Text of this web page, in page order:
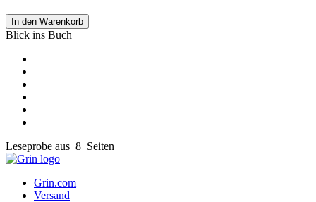
In den Warenkorb
Blick ins Buch
Leseprobe aus 8 Seiten
Grin.com
Versand